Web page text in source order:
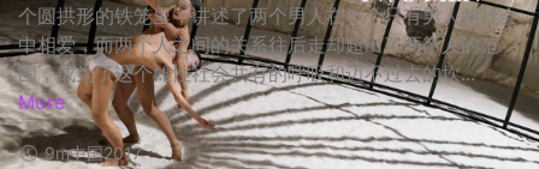
个圆拱形的铁笼里，讲述了两个男人在一个只有男人的社会
中相爱，而两个人之间的关系往后走却超出了两个人的范
围，成为了这个雄性社会共有的呼吸和迈不过去的坎...
More
9m中国2017